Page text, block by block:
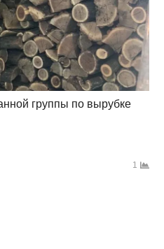
группы по вырубке
1